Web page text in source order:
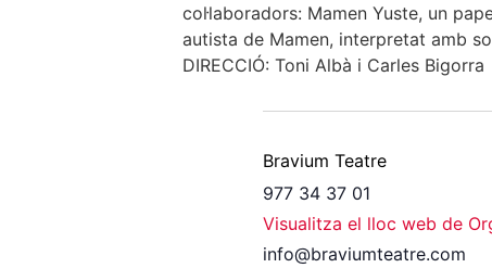
col·laboradors: Mamen Yuste, un
autista de Mamen, interpretat amb
DIRECCIÓ: Toni Albà i Carles Bigorra
Bravium Teatre
977 34 37 01
Visualitza el lloc web de
info@braviumteatre.com